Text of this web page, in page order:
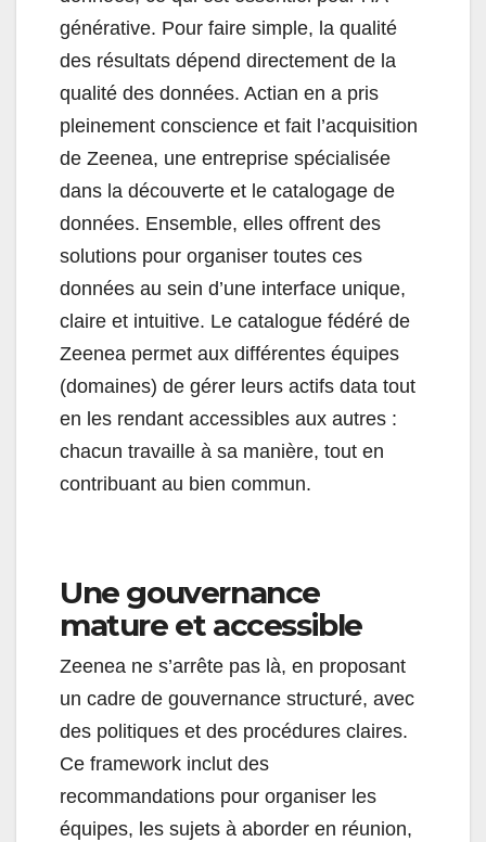
générative. Pour faire simple, la qualité
des résultats dépend directement de la
qualité des données. Actian en a pris
pleinement conscience et fait l’acquisition
de Zeenea, une entreprise spécialisée
dans la découverte et le catalogage de
données. Ensemble, elles offrent des
solutions pour organiser toutes ces
données au sein d’une interface unique,
claire et intuitive. Le catalogue fédéré de
Zeenea permet aux différentes équipes
(domaines) de gérer leurs actifs data tout
en les rendant accessibles aux autres :
chacun travaille à sa manière, tout en
contribuant au bien commun.
Une gouvernance
mature et accessible
Zeenea ne s’arrête pas là, en proposant
un cadre de gouvernance structuré, avec
des politiques et des procédures claires.
Ce framework inclut des
recommandations pour organiser les
équipes, les sujets à aborder en réunion,